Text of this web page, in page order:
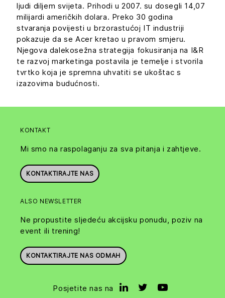
ljudi diljem svijeta. Prihodi u 2007. su dosegli 14,07
milijardi američkih dolara. Preko 30 godina
stvaranja povijesti u brzorastućoj IT industriji
pokazuje da se Acer kretao u pravom smjeru.
Njegova dalekosežna strategija fokusiranja na I&R
te razvoj marketinga postavila je temelje i stvorila
tvrtko koja je spremna uhvatiti se ukoštac s
izazovima budućnosti.
KONTAKT
Mi smo na raspolaganju za sva pitanja i zahtjeve.
KONTAKTIRAJTE NAS
ALSO NEWSLETTER
Ne propustite sljedeću akcijsku ponudu, poziv na
event ili trening!
KONTAKTIRAJTE NAS ODMAH
Posjetite nas na